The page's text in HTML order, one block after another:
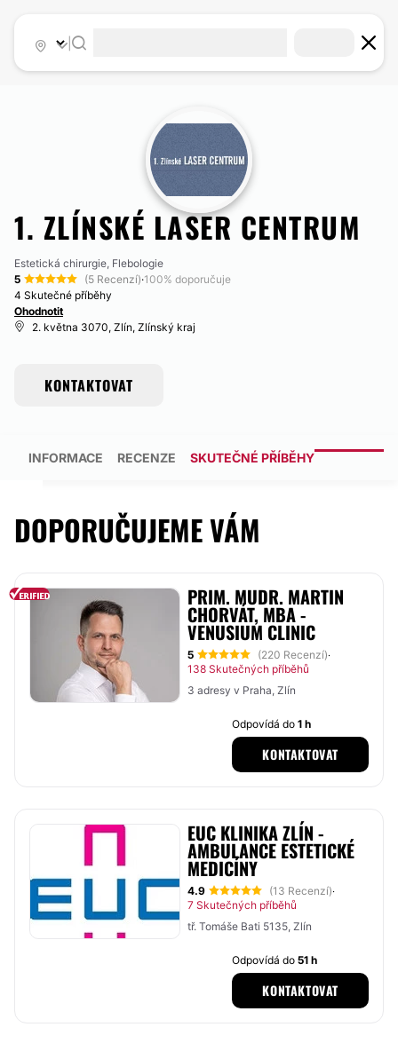
1. ZLÍNSKÉ LASER CENTRUM
Estetická chirurgie, Flebologie
5
(5 Recenzí)·100% doporučuje
4 Skutečné příběhy
Ohodnotit
2. května 3070, Zlín, Zlínský kraj
KONTAKTOVAT
INFORMACE RECENZE SKUTEČNÉ PŘÍBĚHY
DOPORUČUJEME VÁM
PRIM. MUDR. MARTIN
CHORVÁT, MBA -
VENUSIUM CLINIC
5 (220 Recenzí)·
138 Skutečných příběhů
3 adresy v Praha, Zlín
Odpovídá do1 h
KONTAKTOVAT
EUC KLINIKA ZLÍN -
AMBULANCE ESTETICKÉ
MEDICÍNY
4.9 (13 Recenzí)·
7 Skutečných příběhů
tř. Tomáše Bati 5135, Zlín
Odpovídá do51 h
KONTAKTOVAT